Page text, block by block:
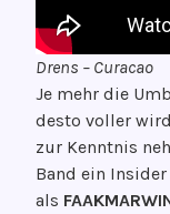
Drens – Curacao
Je mehr die
desto voller
zur Kenntnis
Band ein
als